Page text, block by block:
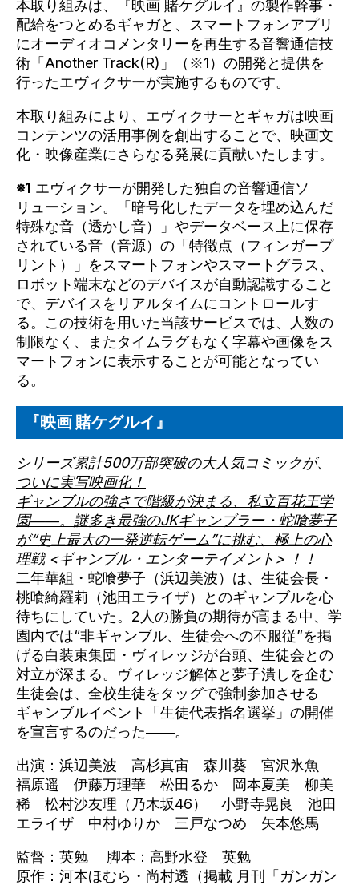
本取り組みは、『映画 賭ケグルイ』の製作幹事・
配給をつとめるギャガと、スマートフォンアプリ
にオーディオコメンタリーを再生する音響通信技
術「Another Track(R)」（※1）の開発と提供を
行ったエヴィクサーが実施するものです。
本取り組みにより、エヴィクサーとギャガは映画
コンテンツの活用事例を創出することで、映画文
化・映像産業にさらなる発展に貢献いたします。
※1 エヴィクサーが開発した独自の音響通信ソ
リューション。「暗号化したデータを埋め込んだ
特殊な音（透かし音）」やデータベース上に保存
されている音（音源）の「特徴点（フィンガープ
リント）」をスマートフォンやスマートグラス、
ロボット端末などのデバイスが自動認識すること
で、デバイスをリアルタイムにコントロールす
る。この技術を用いた当該サービスでは、人数の
制限なく、またタイムラグもなく字幕や画像をス
マートフォンに表示することが可能となってい
る。
『映画 賭ケグルイ』
シリーズ累計500万部突破の大人気コミックが、
ついに実写映画化！
ギャンブルの強さで階級が決まる、私立百花王学
園――。謎多き最強のJKギャンブラー・蛇喰夢子
が“史上最大の一発逆転ゲーム”に挑む、極上の心
理戦 <ギャンブル・エンターテイメント> ！！
二年華組・蛇喰夢子（浜辺美波）は、生徒会長・
桃喰綺羅莉（池田エライザ）とのギャンブルを心
待ちにしていた。2人の勝負の期待が高まる中、学
園内では“非ギャンブル、生徒会への不服従”を掲
げる白装束集団・ヴィレッジが台頭、生徒会との
対立が深まる。ヴィレッジ解体と夢子潰しを企む
生徒会は、全校生徒をタッグで強制参加させる
ギャンブルイベント「生徒代表指名選挙」の開催
を宣言するのだった――。
出演：浜辺美波 高杉真宙 森川葵 宮沢氷魚
福原遥 伊藤万理華 松田るか 岡本夏美 柳美
稀 松村沙友理（乃木坂46） 小野寺晃良 池田
エライザ 中村ゆりか 三戸なつめ 矢本悠馬
監督：英勉 脚本：高野水登 英勉
原作：河本ほむら・尚村透（掲載 月刊「ガンガン